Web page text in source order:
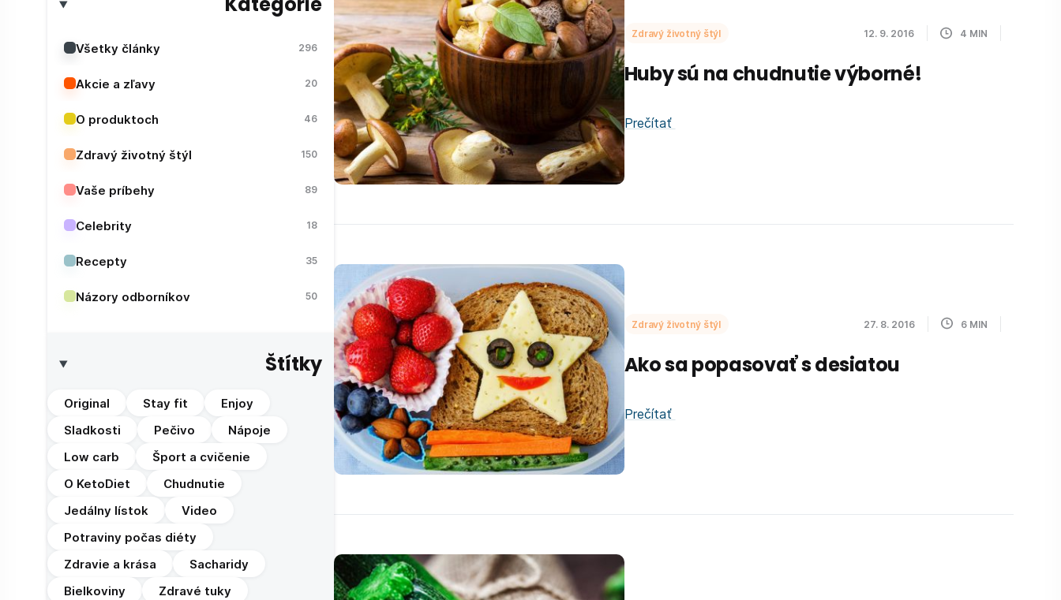
Všetky články 296
Akcie a zľavy 20
O produktoch 46
Zdravý životný štýl 150
Vaše príbehy 89
Celebrity 18
Recepty 35
Názory odborníkov 50
Štítky
Original Stay fit
Enjoy
Sladkosti
Pečivo
Nápoje
Low carb
Šport a cvičenie
O KetoDiet
Chudnutie
Jedálny lístok
Video
Potraviny počas diéty
Zdravie a krása
Sacharidy
Bielkoviny
Zdravé tuky
Zdravý životný štýl 12. 9. 2016 4 MIN
Huby sú na chudnutie výborné!
Prečítať
Zdravý životný štýl 27. 8. 2016 6 MIN
Ako sa popasovať s desiatou
Prečítať